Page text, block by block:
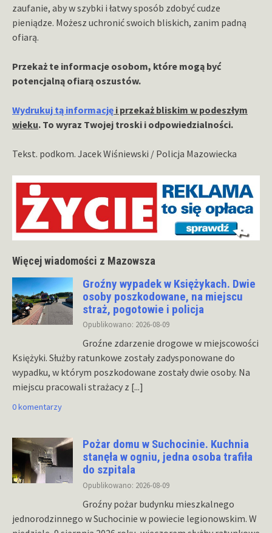
zaufanie, aby w szybki i łatwy sposób zdobyć cudze
pieniądze. Możesz uchronić swoich bliskich, zanim padną
ofiarą.
Przekaż te informacje osobom, które mogą być
potencjalną ofiarą oszustów.
Wydrukuj tą informację i przekaż bliskim w podeszłym
wieku. To wyraz Twojej troski i odpowiedzialności.
Tekst. podkom. Jacek Wiśniewski / Policja Mazowiecka
Więcej wiadomości z Mazowsza
Groźny wypadek w Księżykach. Dwie
osoby poszkodowane, na miejscu
straż, pogotowie i policja
Opublikowano: 2026-08-09
Groźne zdarzenie drogowe w miejscowości
Księżyki. Służby ratunkowe zostały zadysponowane do
wypadku, w którym poszkodowane zostały dwie osoby. Na
miejscu pracowali strażacy z [...]
0 komentarzy
Pożar domu w Suchocinie. Kuchnia
stanęła w ogniu, jedna osoba trafiła
do szpitala
Opublikowano: 2026-08-09
Groźny pożar budynku mieszkalnego
jednorodzinnego w Suchocinie w powiecie legionowskim. W